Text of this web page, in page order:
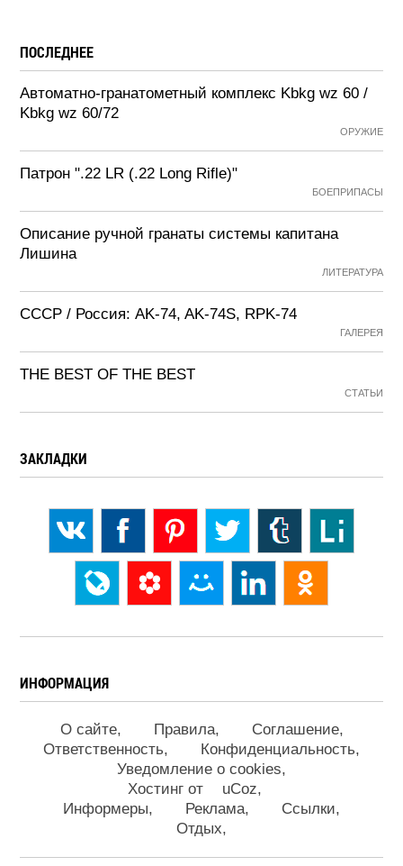
ПОСЛЕДНЕЕ
Автоматно-гранатометный комплекс Kbkg wz 60 /
Kbkg wz 60/72
ОРУЖИЕ
Патрон ".22 LR (.22 Long Rifle)"
БОЕПРИПАСЫ
Описание ручной гранаты системы капитана
Лишина
ЛИТЕРАТУРА
СССР / Россия: AK-74, AK-74S, RPK-74
ГАЛЕРЕЯ
THE BEST OF THE BEST
СТАТЬИ
ЗАКЛАДКИ
ИНФОРМАЦИЯ
О сайте Правила
Соглашение
Ответственность
Конфиденциальность
Уведомление о cookies
Хостинг от
uCoz
Информеры
Реклама
Ссылки
Отдых